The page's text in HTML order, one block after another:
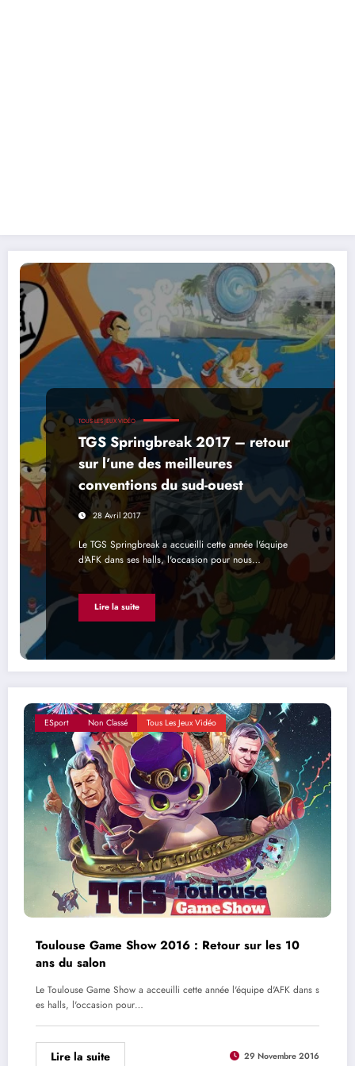
TOUS LES JEUX VIDÉO
TGS Springbreak 2017 – retour
sur l’une des meilleures
conventions du sud-ouest
28 Avril 2017
Le TGS Springbreak a accueilli cette année l'équipe
d'AFK dans ses halls, l'occasion pour nous…
Lire la suite
ESport Non Classé Tous Les Jeux Vidéo
Toulouse Game Show 2016 : Retour sur les 10
ans du salon
Le Toulouse Game Show a acceuilli cette année l'équipe d'AFK dans s
es halls, l'occasion pour…
Lire la suite 29 Novembre 2016